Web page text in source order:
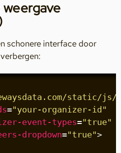
schonere interface door
static/js/
="your-organizer-id"
event-types="true"
dropdown="true">